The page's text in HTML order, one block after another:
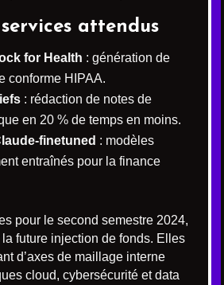
attendus
for Health : génération de
conforme HIPAA.
: rédaction de notes de
en 20 % de temps en moins.
finetuned : modèles
entraînés pour la finance
pour le second semestre 2024,
future injection de fonds. Elles
d’axes de maillage interne
cloud, cybersécurité et data